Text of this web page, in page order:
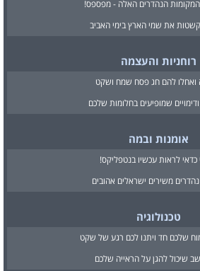
רוחניות והעצמה
ואחלו להם חג פסח שמח ושקט
אומנות ובמה
טכנולוגיה
שיכול להגן על הראייה שלכם